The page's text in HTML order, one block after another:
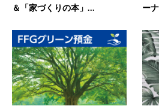
＆「家づくりの本」...
ー